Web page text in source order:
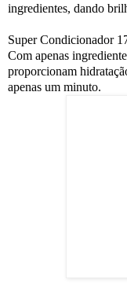
ingredientes, dando
Super Condicionador
Com apenas
proporcionam
apenas um minuto.